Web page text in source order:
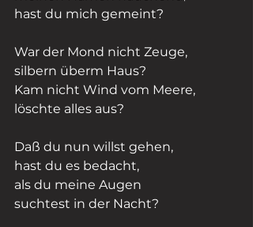
hast du mich gemeint?
War der Mond nicht Zeuge,
silbern überm Haus?
Kam nicht Wind vom Meere,
löschte alles aus?
Daß du nun willst gehen,
hast du es bedacht,
als du meine Augen
suchtest in der Nacht?